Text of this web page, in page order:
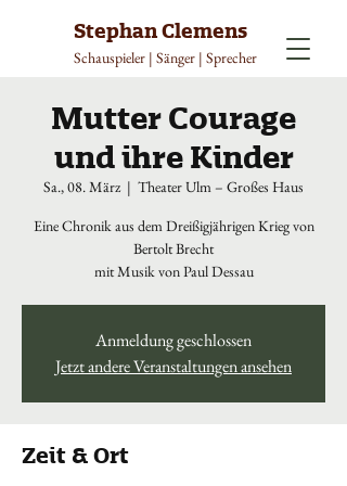
Stephan Clemens
Schauspieler | Sänger | Sprecher
Mutter Courage
und ihre Kinder
Sa., 08. März
  |
Theater Ulm – Großes Haus
Eine Chronik aus dem Dreißigjährigen Krieg von
Bertolt Brecht
mit Musik von Paul Dessau
Anmeldung geschlossen
Jetzt andere Veranstaltungen ansehen
Zeit & Ort